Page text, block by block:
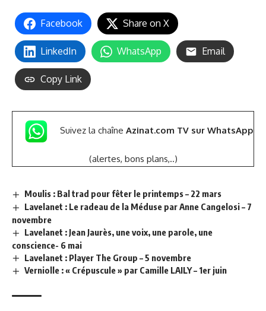
Facebook Share on X
LinkedIn WhatsApp Email
Copy Link
Suivez la chaîne Azinat.com TV sur WhatsApp
(alertes, bons plans,..)
Moulis : Bal trad pour fêter le printemps – 22 mars
Lavelanet : Le radeau de la Méduse par Anne Cangelosi – 7
novembre
Lavelanet : Jean Jaurès, une voix, une parole, une
conscience- 6 mai
Lavelanet : Player The Group – 5 novembre
Verniolle : « Crépuscule » par Camille LAILY – 1er juin